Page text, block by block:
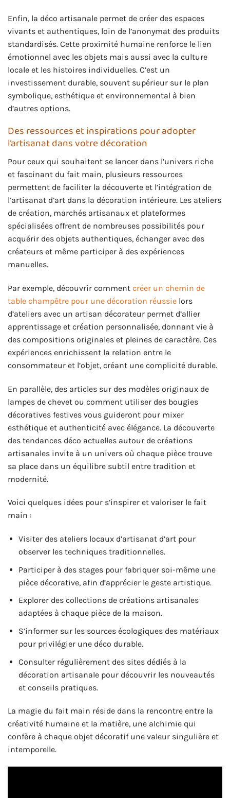
Enfin, la déco artisanale permet de créer des espaces
vivants et authentiques, loin de l’anonymat des produits
standardisés. Cette proximité humaine renforce le lien
émotionnel avec les objets mais aussi avec la culture
locale et les histoires individuelles. C’est un
investissement durable, souvent supérieur sur le plan
symbolique, esthétique et environnemental à bien
d’autres options.
Des ressources et inspirations pour adopter
l’artisanat dans votre décoration
Pour ceux qui souhaitent se lancer dans l’univers riche
et fascinant du fait main, plusieurs ressources
permettent de faciliter la découverte et l’intégration de
l’artisanat d’art dans la décoration intérieure. Les ateliers
de création, marchés artisanaux et plateformes
spécialisées offrent de nombreuses possibilités pour
acquérir des objets authentiques, échanger avec des
créateurs et même participer à des expériences
manuelles.
Par exemple, découvrir comment créer un chemin de
table champêtre pour une décoration réussie lors
d’ateliers avec un artisan décorateur permet d’allier
apprentissage et création personnalisée, donnant vie à
des compositions originales et pleines de caractère. Ces
expériences enrichissent la relation entre le
consommateur et l’objet, créant une complicité durable.
En parallèle, des articles sur des modèles originaux de
lampes de chevet ou comment utiliser des bougies
décoratives festives vous guideront pour mixer
esthétique et authenticité avec élégance. La découverte
des tendances déco actuelles autour de créations
artisanales invite à un univers où chaque pièce trouve
sa place dans un équilibre subtil entre tradition et
modernité.
Voici quelques idées pour s’inspirer et valoriser le fait
main :
Visiter des ateliers locaux d’artisanat d’art pour
observer les techniques traditionnelles.
Participer à des stages pour fabriquer soi-même une
pièce décorative, afin d’apprécier le geste artistique.
Explorer des collections de créations artisanales
adaptées à chaque pièce de la maison.
S’informer sur les sources écologiques des matériaux
pour privilégier une déco durable.
Consulter régulièrement des sites dédiés à la
décoration artisanale pour découvrir les nouveautés
et conseils pratiques.
La magie du fait main réside dans la rencontre entre la
créativité humaine et la matière, une alchimie qui
confère à chaque objet décoratif une valeur singulière et
intemporelle.